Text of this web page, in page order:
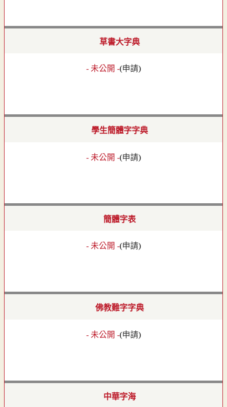
草書大字典
- 未公開 -(申請)
學生簡體字字典
- 未公開 -(申請)
簡體字表
- 未公開 -(申請)
佛教難字字典
- 未公開 -(申請)
中華字海